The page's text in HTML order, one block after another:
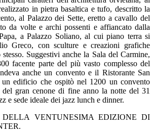
in pietra basaltica e tufo, descritto la
al Palazzo dei Sette, eretto a cavallo del
da volte e archi possenti e affiancato dalla
a Palazzo Soliano, al cui piano terra si
Greco, con sculture e creazioni grafiche
Suggestivi anche la Sala del Carmine,
facente parte del più vasto complesso del
anche un convento e il Ristorante San
un edificio che ospitò nel 1200 un convento
del gran cenone di fine anno la notte del 31
e sede ideale dei jazz lunch e dinner.
DELLA VENTUNESIMA EDIZIONE DI